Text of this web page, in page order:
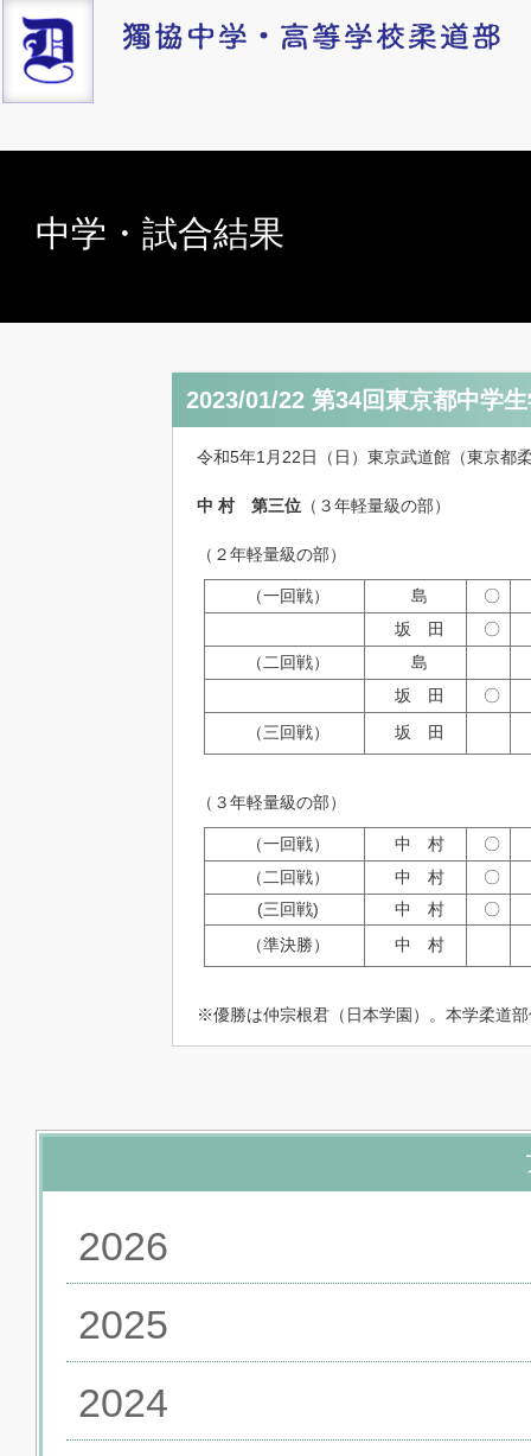
中学・試合結果
2023/01/22 第34回東京都中学
令和5年1月22日（日）東京武道館（東京都
中 村 第三位 （３年軽量級の部）
（２年軽量級の部）
（一回戦） 島
〇
坂 田
〇
（二回戦）
島
坂 田
〇
（三回戦）
坂 田
（３年軽量級の部）
（一回戦） 中 村
〇
（二回戦）
中 村
〇
(三回戦)
中 村
〇
（準決勝）
中 村
※優勝は仲宗根君（日本学園）。本学柔道
2026
2025
2024